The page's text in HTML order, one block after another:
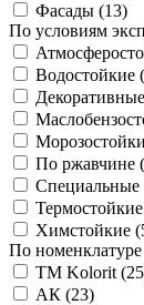
Фасады (13)
По условиям
Водостойкие (
По ржавчине (
Специальные
Химстойкие (
По номенклатуре
TM Kolorit (25
АК (23)